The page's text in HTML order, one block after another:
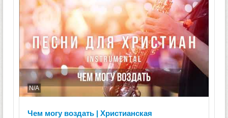
N/A
Чем могу воздать | Христианская